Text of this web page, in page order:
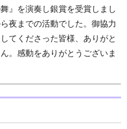
』を演奏し銀賞を受賞しまし
夜までの活動でした。御協力
てくださった皆様、ありがと
。感動をありがとうございま